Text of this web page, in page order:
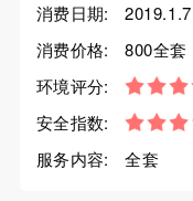
消费日期:
2019.1.7
消费价格:
800全套
环境评分:
安全指数:
服务内容:
全套